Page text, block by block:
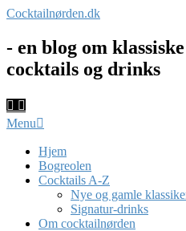
Skip
content
Cocktailnørden.dk
- en blog om
cocktails og drinks
Primary
Menu
Menu
Hjem
Bogreolen
Cocktails A-Z
Nye og gamle
Signatur-drinks
Om cocktailnørden